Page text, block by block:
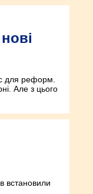
для реформ.
Але з цього
встановили